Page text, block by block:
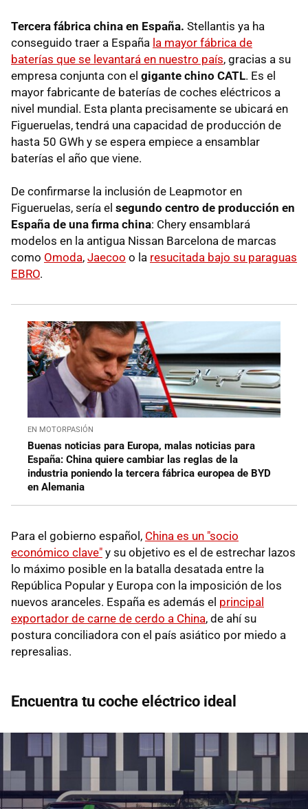
Tercera fábrica china en España. Stellantis ya ha
conseguido traer a España la mayor fábrica de
baterías que se levantará en nuestro país, gracias a su
empresa conjunta con el gigante chino CATL. Es el
mayor fabricante de baterías de coches eléctricos a
nivel mundial. Esta planta precisamente se ubicará en
Figueruelas, tendrá una capacidad de producción de
hasta 50 GWh y se espera empiece a ensamblar
baterías el año que viene.
De confirmarse la inclusión de Leapmotor en
Figueruelas, sería el segundo centro de producción en
España de una firma china: Chery ensamblará
modelos en la antigua Nissan Barcelona de marcas
como Omoda, Jaecoo o la resucitada bajo su paraguas
EBRO.
EN MOTORPASIÓN
Buenas noticias para Europa, malas noticias para
España: China quiere cambiar las reglas de la
industria poniendo la tercera fábrica europea de BYD
en Alemania
Para el gobierno español, China es un "socio
económico clave" y su objetivo es el de estrechar lazos
lo máximo posible en la batalla desatada entre la
República Popular y Europa con la imposición de los
nuevos aranceles. España es además el principal
exportador de carne de cerdo a China, de ahí su
postura conciliadora con el país asiático por miedo a
represalias.
Encuentra tu coche eléctrico ideal